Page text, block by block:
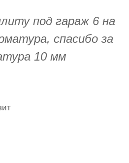
под гараж 6 на
спасибо за
10 мм